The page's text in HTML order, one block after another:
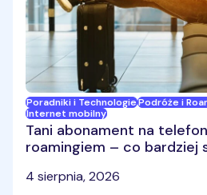
Poradniki i TechnologiePodróże i
Internet mobilny
Tani abonament na
roamingiem – co bardziej
4 sierpnia, 2026